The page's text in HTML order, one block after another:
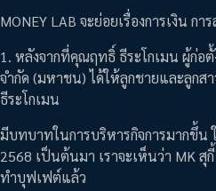
MONEY LAB จะย่อยเรื่องการเงิน กา
1. หลังจากที่คุณฤทธิ์ ธีระโกเมน ผู้ก่อ
จำกัด (มหาชน) ได้ให้ลูกชายและลูก
ธีระโกเมน
มีบทบาทในการบริหารกิจการมากขึ้น
2568 เป็นต้นมา เราจะเห็นว่า MK สุ
ทำบุฟเฟต์แล้ว